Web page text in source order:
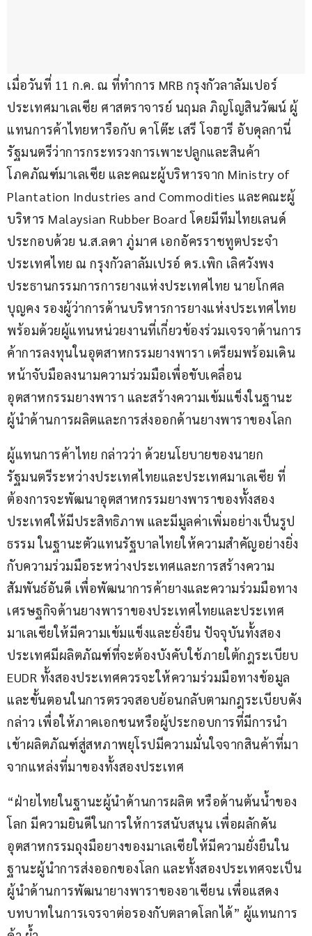
เมื่อวันที่ 11 ก.ค. ณ ที่ทำการ MRB กรุงกัวลาลัมเปอร์
ประเทศมาเลเซีย ศาสตราจารย์ นฤมล ภิญโญสินวัฒน์ ผู้
แทนการค้าไทยหารือกับ ดาโต๊ะ เสรี โจฮารี อับดุลกานี่
รัฐมนตรีว่าการกระทรวงการเพาะปลูกและสินค้า
โภคภัณฑ์มาเลเซีย และคณะผู้บริหารจาก Ministry of
Plantation Industries and Commodities และคณะผู้
บริหาร Malaysian Rubber Board โดยมีทีมไทยเลนด์
ประกอบด้วย น.ส.ลดา ภู่มาศ เอกอัครราชทูตประจำ
ประเทศไทย ณ กรุงกัวลาลัมเปรอ์ ดร.เพิก เลิศวังพง
ประธานกรรมการการยางแห่งประเทศไทย นายโกศล
บุญคง รองผู้ว่าการด้านบริหารการยางแห่งประเทศไทย
พร้อมด้วยผู้แทนหน่วยงานที่เกี่ยวข้องร่วมเจรจาด้านการ
ค้าการลงทุนในอุตสาหกรรมยางพารา เตรียมพร้อมเดิน
หน้าจับมือลงนามความร่วมมือเพื่อขับเคลื่อน
อุตสาหกรรมยางพารา และสร้างความเข้มแข็งในฐานะ
ผู้นำด้านการผลิตและการส่งออกด้านยางพาราของโลก
ผู้แทนการค้าไทย กล่าวว่า ด้วยนโยบายของนายก
รัฐมนตรีระหว่างประเทศไทยและประเทศมาเลเซีย ที่
ต้องการจะพัฒนาอุตสาหกรรมยางพาราของทั้งสอง
ประเทศให้มีประสิทธิภาพ และมีมูลค่าเพิ่มอย่างเป็นรูป
ธรรม ในฐานะตัวแทนรัฐบาลไทยให้ความสำคัญอย่างยิ่ง
กับความร่วมมือระหว่างประเทศและการสร้างความ
สัมพันธ์อันดี เพื่อพัฒนาการค้ายางและความร่วมมือทาง
เศรษฐกิจด้านยางพาราของประเทศไทยและประเทศ
มาเลเซียให้มีความเข้มแข็งและยั่งยืน ปัจจุบันทั้งสอง
ประเทศมีผลิตภัณฑ์ที่จะต้องบังคับใช้ภายใต้กฎระเบียบ
EUDR ทั้งสองประเทศควรจะให้ความร่วมมือทางข้อมูล
และขั้นตอนในการตรวจสอบย้อนกลับตามกฎระเบียบดัง
กล่าว เพื่อให้ภาคเอกชนหรือผู้ประกอบการที่มีการนำ
เข้าผลิตภัณฑ์สู่สหภาพยุโรปมีความมั่นใจจากสินค้าที่มา
จากแหล่งที่มาของทั้งสองประเทศ
“ฝ่ายไทยในฐานะผู้นำด้านการผลิต หรือด้านต้นน้ำของ
โลก มีความยินดีในการให้การสนับสนุน เพื่อผลักดัน
อุตสาหกรรมถุงมือยางของมาเลเซียให้มีความยั่งยืนใน
ฐานะผู้นำการส่งออกของโลก และทั้งสองประเทศจะเป็น
ผู้นำด้านการพัฒนายางพาราของอาเซียน เพื่อแสดง
บทบาทในการเจรจาต่อรองกับตลาดโลกได้” ผู้แทนการ